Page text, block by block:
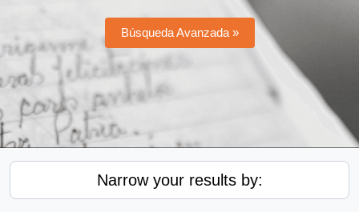
Búsqueda Avanzada »
Narrow your results by: